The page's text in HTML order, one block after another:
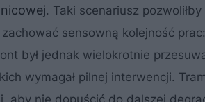
. Taki scenariusz
sensowną kolejność
był jednak wielokrotnie
wymagał pilnej interwencji.
aby nie dopuścić do dalszej